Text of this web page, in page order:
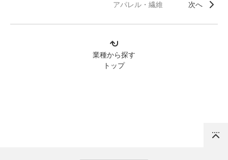
次へ
アパレル・繊維
業種から探す
トップ